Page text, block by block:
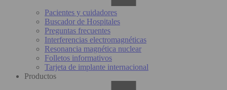
Pacientes y cuidadores
Buscador de Hospitales
Preguntas frecuentes
Interferencias electromagnéticas
Resonancia magnética nuclear
Folletos informativos
Tarjeta de implante internacional
Productos